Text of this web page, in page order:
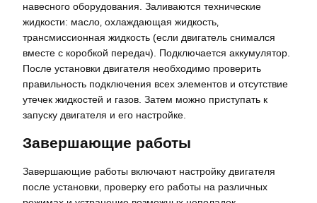
навесного оборудования. Заливаются технические
жидкости: масло‚ охлаждающая жидкость‚
трансмиссионная жидкость (если двигатель снимался
вместе с коробкой передач). Подключается аккумулятор.
После установки двигателя необходимо проверить
правильность подключения всех элементов и отсутствие
утечек жидкостей и газов. Затем можно приступать к
запуску двигателя и его настройке.
Завершающие работы
Завершающие работы включают настройку двигателя
после установки‚ проверку его работы на различных